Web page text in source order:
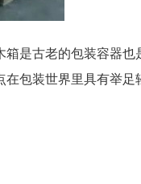
是古老的包装容器
包装世界里具有举足